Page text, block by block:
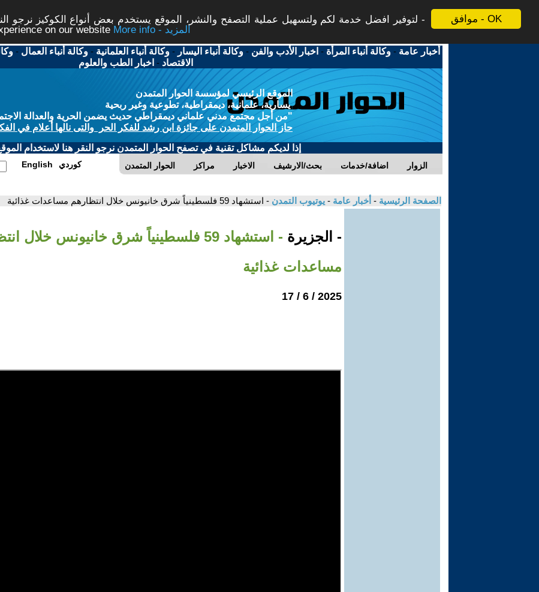
موافق - OK
لتوفير افضل خدمة لكم ولتسهيل عملية التصفح والنشر، الموقع يستخدم بعض أنواع الكوكيز نرجو
on our website
More info - المزيد
أخبار عامة -وكالة أنباء المرأة - اخبار الأدب والفن -وكالة أنباء اليسار -وكالة أنباء العلمانية -وكالة أنباء العمال -
الاقتصاد - اخبار الطب والعلوم
الموقع الرئيسي لمؤسسة الحوار المتمدن
يسارية، علمانية، ديمقراطية، تطوعية وغير ربحية
"من أجل مجتمع مدني علماني ديمقراطي حديث يضمن الحرية والعدالة
حاز الحوار المتمدن على جائزة ابن رشد للفكر الحر والتى نالها أعلام في
إذا لديكم مشاكل تقنية في تصفح الحوار المتمدن نرجو النقر هنا لاستخدام
الحوار المتمدن مراكز الاخبار بحث/الارشيف اضافة/خدمات الزوار English كوردي
الصفحة الرئيسية - أخبار عامة - يوتيوب التمدن - استشهاد 59 فلسطينياً شرق خانيونس خلال انتظارهم مساعدات غذائية
- الجزيرة
- استشهاد 59 فلسطينياً شرق خانيونس خلال
مساعدات غذائية
2025 / 6 / 17